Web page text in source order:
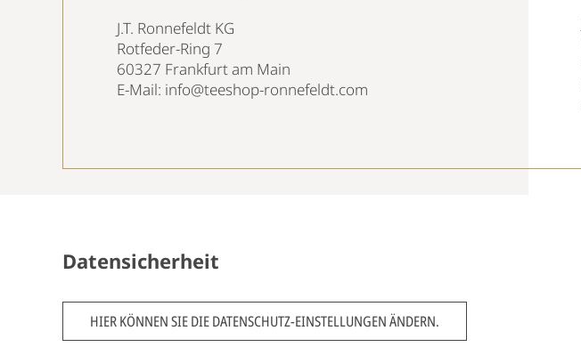
J.T. Ronnefeldt KG
Rotfeder-Ring 7
60327 Frankfurt am Main
E-Mail: info@teeshop-ronnefeldt.com
Datensicherheit
HIER KÖNNEN SIE DIE DATENSCHUTZ-EINSTELLUNGEN ÄNDERN.